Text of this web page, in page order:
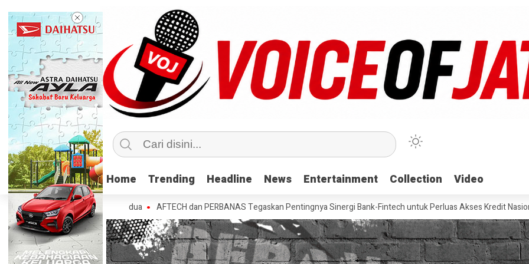
Home Trending Headline News Entertainment Collection Video
Home Trending Headline News Entertainment Collection Video
Nasabah di Tahun Kedua AFTECH dan PERBANAS Tegaskan Pentingnya Sinergi Bank-Fintech untuk Perluas Akses Kredit Nasional